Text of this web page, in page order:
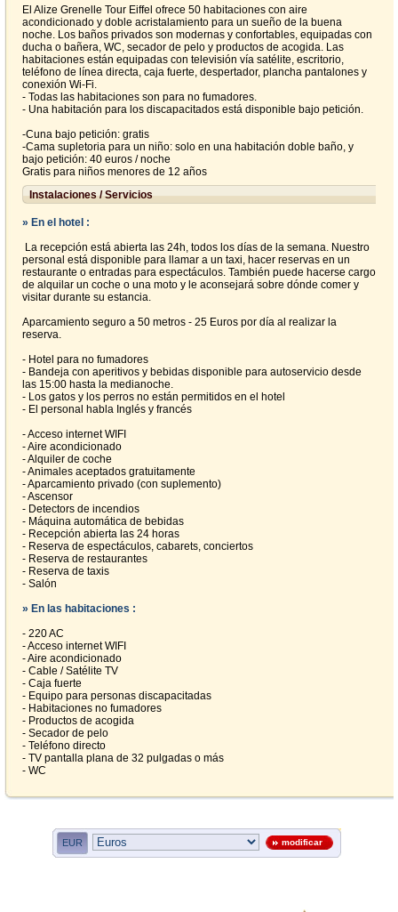
El Alize Grenelle Tour Eiffel ofrece 50 habitaciones con aire
acondicionado y doble acristalamiento para un sueño de la buena
noche. Los baños privados son modernas y confortables, equipadas con
ducha o bañera, WC, secador de pelo y productos de acogida. Las
habitaciones están equipadas con televisión vía satélite, escritorio,
teléfono de línea directa, caja fuerte, despertador, plancha pantalones y
conexión Wi-Fi.
- Todas las habitaciones son para no fumadores.
- Una habitación para los discapacitados está disponible bajo petición.
-Cuna bajo petición: gratis
-Cama supletoria para un niño: solo en una habitación doble baño, y
bajo petición: 40 euros / noche
Gratis para niños menores de 12 años
Instalaciones / Servicios
» En el hotel :
La recepción está abierta las 24h, todos los días de la semana. Nuestro
personal está disponible para llamar a un taxi, hacer reservas en un
restaurante o entradas para espectáculos. También puede hacerse cargo
de alquilar un coche o una moto y le aconsejará sobre dónde comer y
visitar durante su estancia.
Aparcamiento seguro a 50 metros - 25 Euros por día al realizar la
reserva.
- Hotel para no fumadores
- Bandeja con aperitivos y bebidas disponible para autoservicio desde
las 15:00 hasta la medianoche.
- Los gatos y los perros no están permitidos en el hotel
- El personal habla Inglés y francés
- Acceso internet WIFI
- Aire acondicionado
- Alquiler de coche
- Animales aceptados gratuitamente
- Aparcamiento privado (con suplemento)
- Ascensor
- Detectors de incendios
- Máquina automática de bebidas
- Recepción abierta las 24 horas
- Reserva de espectáculos, cabarets, conciertos
- Reserva de restaurantes
- Reserva de taxis
- Salón
» En las habitaciones :
- 220 AC
- Acceso internet WIFI
- Aire acondicionado
- Cable / Satélite TV
- Caja fuerte
- Equipo para personas discapacitadas
- Habitaciones no fumadores
- Productos de acogida
- Secador de pelo
- Teléfono directo
- TV pantalla plana de 32 pulgadas o más
- WC
EUR modificar